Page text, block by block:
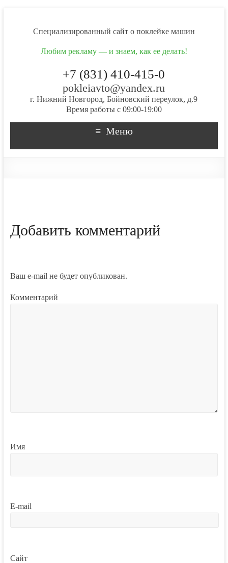
Cпециализированный сайт о поклейке машин
Любим рекламу — и знаем, как ее делать!
+7 (831) 410-415-0
pokleiavto@yandex.ru
г. Нижний Новгород, Бойновский переулок, д.9
Время работы с 09:00-19:00
Меню
Добавить комментарий
Ваш e-mail не будет опубликован.
Комментарий
Имя
E-mail
Сайт